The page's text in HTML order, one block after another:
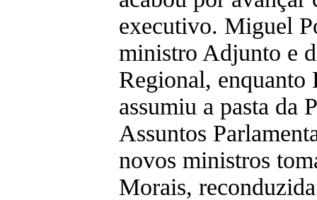
executivo. Miguel
ministro Adjunto e
Regional, enquanto
assumiu a pasta da
Assuntos
novos ministros
Morais,